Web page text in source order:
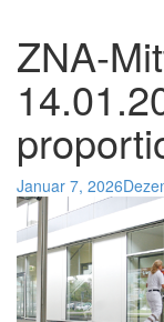
ZNA-
Januar 7, 2026